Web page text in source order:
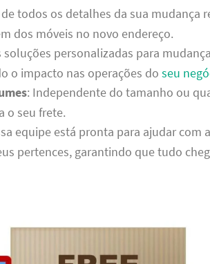
todos os detalhes da sua mudança
dos móveis no novo endereço.
soluções personalizadas para
o impacto nas operações do seu
: Independente do tamanho ou
o seu frete.
equipe está pronta para ajudar com a
pertences, garantindo que tudo